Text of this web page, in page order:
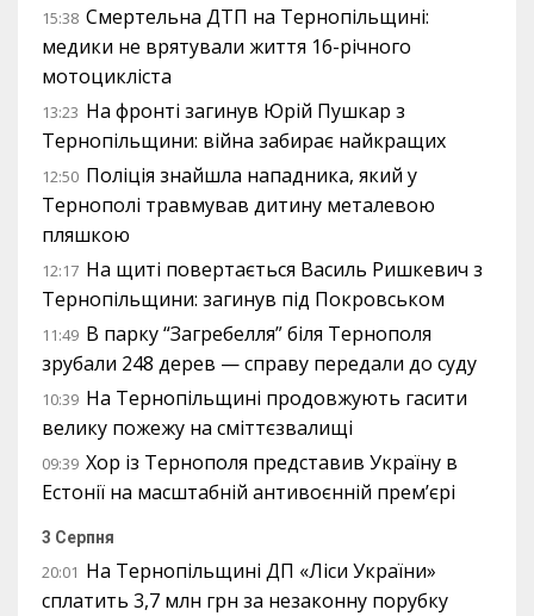
15:38 Смертельна ДТП на Тернопільщині:
медики не врятували життя 16-річного
мотоцикліста
13:23 На фронті загинув Юрій Пушкар з
Тернопільщини: війна забирає найкращих
12:50 Поліція знайшла нападника, який у
Тернополі травмував дитину металевою
пляшкою
12:17 На щиті повертається Василь Ришкевич з
Тернопільщини: загинув під Покровськом
11:49 В парку “Загребелля” біля Тернополя
зрубали 248 дерев — справу передали до суду
10:39 На Тернопільщині продовжують гасити
велику пожежу на сміттєзвалищі
09:39 Хор із Тернополя представив Україну в
Естонії на масштабній антивоєнній прем’єрі
3 Серпня
20:01 На Тернопільщині ДП «Ліси України»
сплатить 3,7 млн грн за незаконну порубку